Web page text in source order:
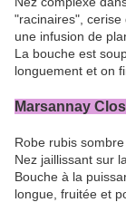
"racinaires", cerise
une infusion de
La bouche est
longuement et on
Marsannay
Robe rubis
Nez jaillissant sur
Bouche à la
longue, fruitée et